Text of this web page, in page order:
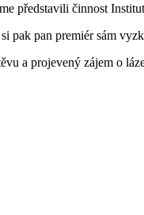
představili činnost
pak pan premiér sám
a projevený zájem o